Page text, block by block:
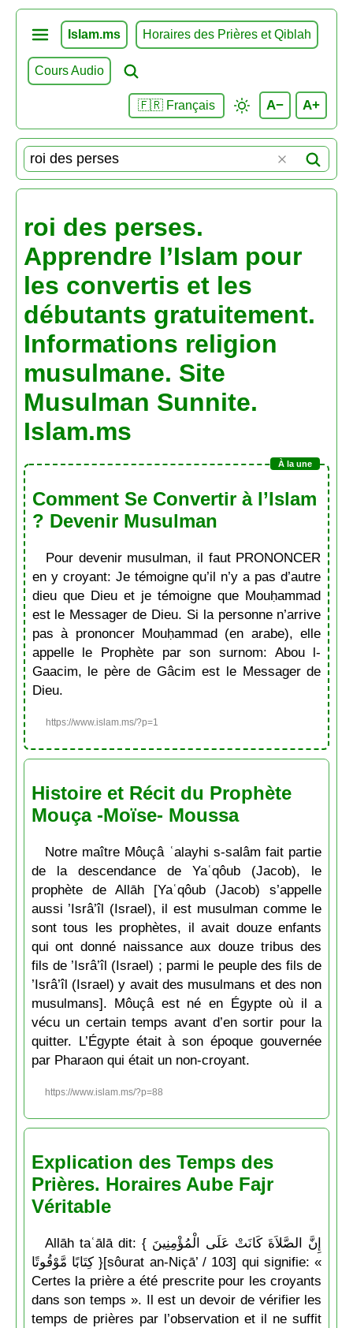
Islam.ms Horaires des Prières et Qiblah
Cours Audio
🇫🇷 Français A− A+
roi des perses.
Apprendre l’Islam pour
les convertis et les
débutants gratuitement.
Informations religion
musulmane. Site
Musulman Sunnite.
Islam.ms
Comment Se Convertir à l’Islam
? Devenir Musulman
Pour devenir musulman, il faut PRONONCER
en y croyant: Je témoigne qu’il n’y a pas d’autre
dieu que Dieu et je témoigne que Mouḥammad
est le Messager de Dieu. Si la personne n’arrive
pas à prononcer Mouḥammad (en arabe), elle
appelle le Prophète par son surnom: Abou l-
Gaacim, le père de Gâcim est le Messager de
Dieu.
https://www.islam.ms/?p=1
Histoire et Récit du Prophète
Mouça -Moïse- Moussa
Notre maître Môuçâ ʿalayhi s-salâm fait partie
de la descendance de Yaʿqôub (Jacob), le
prophète de Allāh [Yaʿqôub (Jacob) s’appelle
aussi ’Isrâ’îl (Israel), il est musulman comme le
sont tous les prophètes, il avait douze enfants
qui ont donné naissance aux douze tribus des
fils de ’Isrâ’îl (Israel) ; parmi le peuple des fils de
’Isrâ’îl (Israel) y avait des musulmans et des non
musulmans]. Môuçâ est né en Égypte où il a
vécu un certain temps avant d’en sortir pour la
quitter. L’Égypte était à son époque gouvernée
par Pharaon qui était un non-croyant.
https://www.islam.ms/?p=88
Explication des Temps des
Prières. Horaires Aube Fajr
Véritable
Allāh taʿālā dit: { إِنَّ الصَّلاَةَ كَانَتْ عَلَى الْمُؤْمِنِينَ
كِتَابًا مَّوْقُوتًا }[sôurat an-Niçā’ / 103] qui signifie: «
Certes la prière a été prescrite pour les croyants
dans son temps ». Il est un devoir de vérifier les
temps de prières par l’observation et il ne suffit